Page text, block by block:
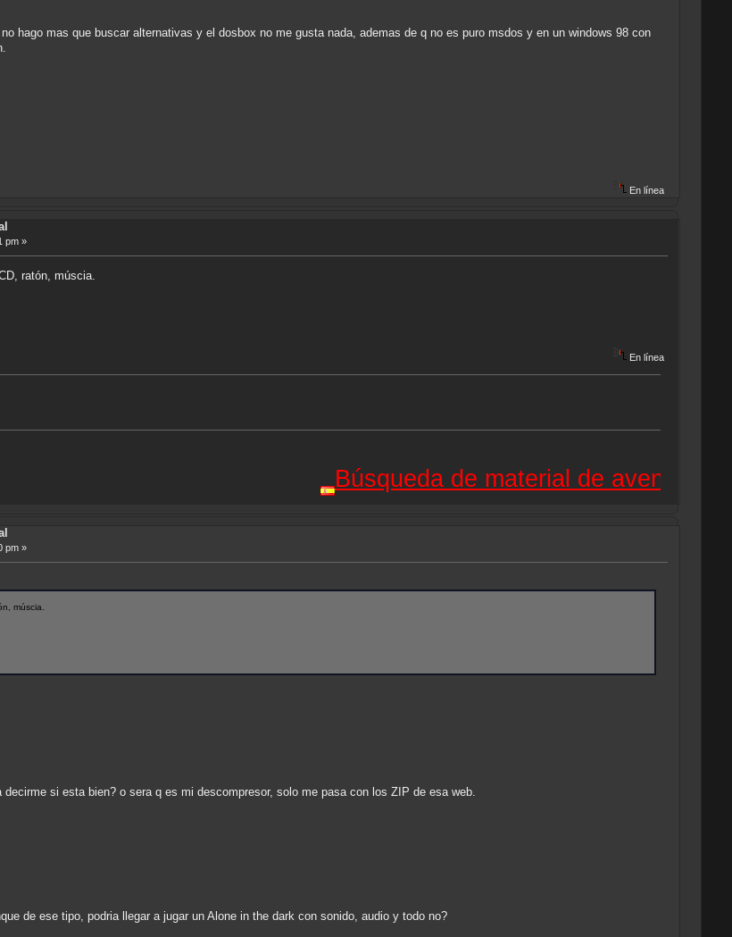
hago mas que buscar alternativas y el dosbox no me gusta nada, ademas de q no es puro msdos y en un windows 98 con
En línea
pm »
ratón, múscia.
En línea
Búsqueda de material de aventuras
pm »
múscia.
decirme si esta bien? o sera q es mi descompresor, solo me pasa con los ZIP de esa web.
de ese tipo, podria llegar a jugar un Alone in the dark con sonido, audio y todo no?